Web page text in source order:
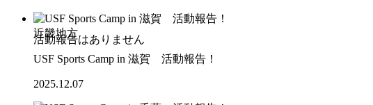
近畿地方
USF Sports Camp in 滋賀 活動報告！
2025.12.07